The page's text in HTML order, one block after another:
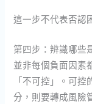
這一步不代表否認
第四步：辨識哪些
並非每個負面因素
「不可控」。可
分，則要轉成風險